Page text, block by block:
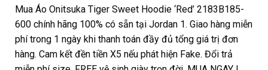
Mua Áo Onitsuka Tiger Sweet Hoodie ‘Red’ 2183B185-
600 chính hãng 100% có sẵn tại Jordan 1. Giao hàng miễn
phí trong 1 ngày khi thanh toán đầy đủ tổng giá trị đơn
hàng. Cam kết đền tiền X5 nếu phát hiện Fake. Đổi trả